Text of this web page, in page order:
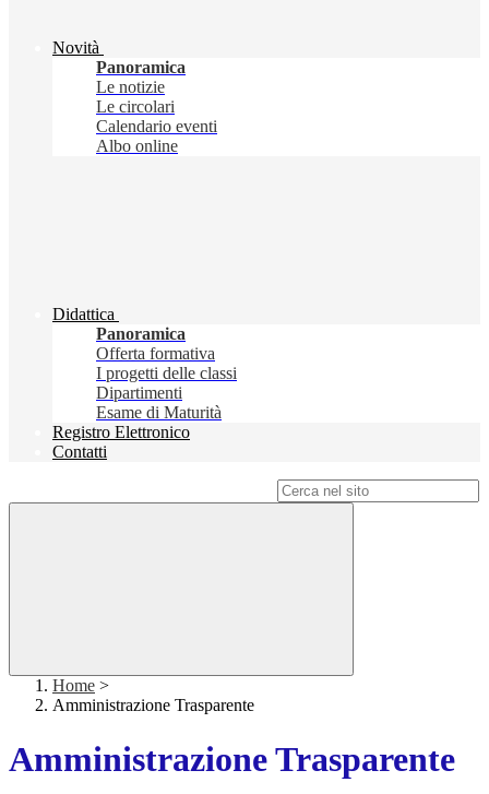
Novità
Panoramica
Le notizie
Le circolari
Calendario eventi
Albo online
Didattica
Panoramica
Offerta formativa
I progetti delle classi
Dipartimenti
Esame di Maturità
Registro Elettronico
Contatti
Home >
Amministrazione Trasparente
Amministrazione Trasparente